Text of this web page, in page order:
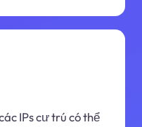
IPs cư trú có thể